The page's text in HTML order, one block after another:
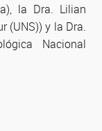
la Dra. Lilian
(UNS)) y la Dra.
Nacional